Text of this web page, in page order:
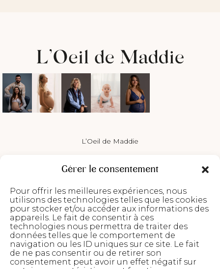
Gérer le consentement
Pour offrir les meilleures expériences, nous
utilisons des technologies telles que les cookies
pour stocker et/ou accéder aux informations des
appareils. Le fait de consentir à ces
technologies nous permettra de traiter des
données telles que le comportement de
navigation ou les ID uniques sur ce site. Le fait
de ne pas consentir ou de retirer son
consentement peut avoir un effet négatif sur
L’Oeil de Maddie
Portrait d’Iris
À propos
Contact
loeil.de.maddie@gmail.com
Studio – 05 53 04 99 64
Centre commercial Intermarché, 130 Av. Georges